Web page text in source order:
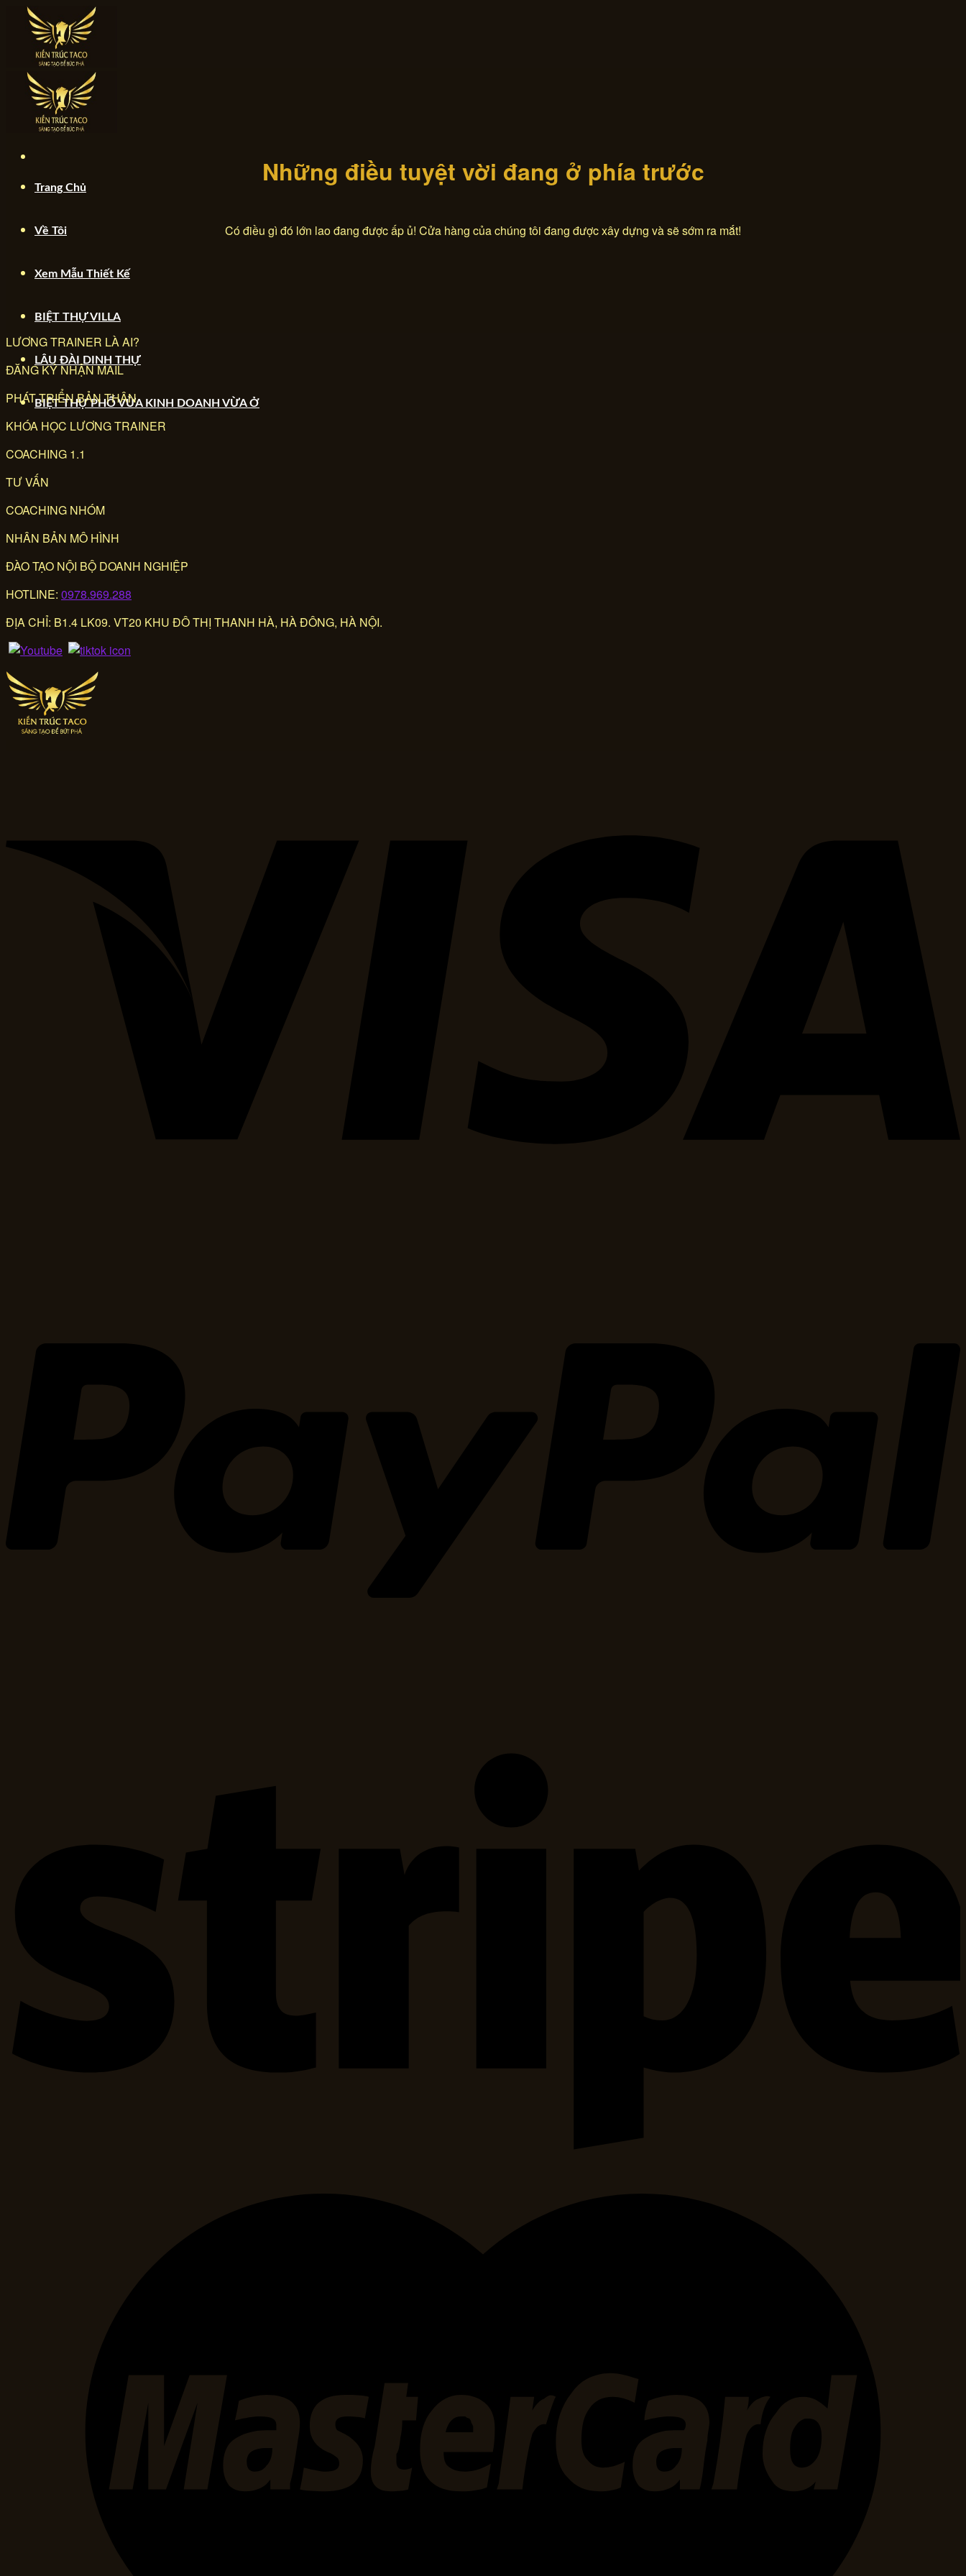
Skip
Trang Chủ
Về Tôi
Xem Mẫu Thiết Kế
BIỆT THỰ VILLA
LÂU ĐÀI DINH THỰ
BIỆT THỰ PHỐ VỪA KINH DOANH VỪA Ở
Chuyển
Những điều tuyệt vời đang ở phía trước
Có điều gì đó lớn lao đang được ấp ủ! Cửa hàng của chúng tôi đang được xây dựng và sẽ sớm ra mắt!
LƯƠNG TRAINER LÀ AI?
ĐĂNG KÝ NHẬN MAIL
PHÁT TRIỂN BẢN THÂN
KHÓA HỌC LƯƠNG TRAINER
COACHING 1.1
TƯ VẤN
COACHING NHÓM
NHÂN BẢN MÔ HÌNH
ĐÀO TẠO NỘI BỘ DOANH NGHIỆP
HOTLINE: 0978.969.288
ĐỊA CHỈ: B1.4 LK09. VT20 KHU ĐÔ THỊ THANH HÀ, HÀ ĐÔNG, HÀ NỘI.